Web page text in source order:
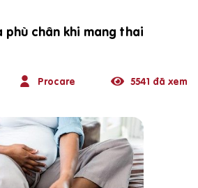
phù chân khi mang thai
Procare 5541 đã xem